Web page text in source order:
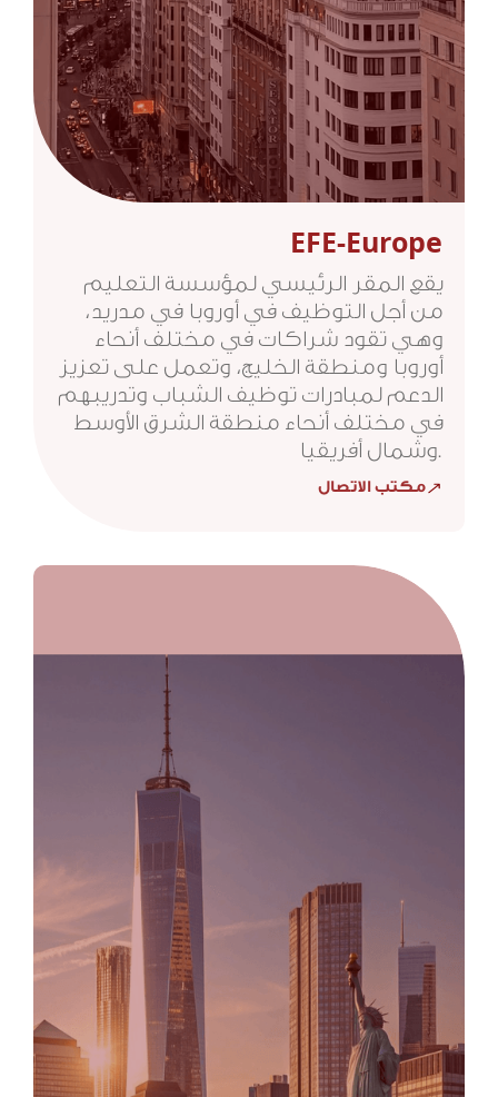
EFE-Europe
يقع المقر الرئيسي لمؤسسة التعليم
من أجل التوظيف في أوروبا في مدريد،
وهي تقود شراكات في مختلف أنحاء
أوروبا ومنطقة الخليج، وتعمل على تعزيز
الدعم لمبادرات توظيف الشباب وتدريبهم
في مختلف أنحاء منطقة الشرق الأوسط
وشمال أفريقيا.
مكتب الاتصال